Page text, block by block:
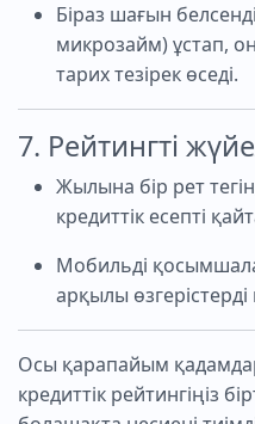
Біраз шағын
микрозайм) ұстап,
тарих тезірек өседі.
7. Рейтингті
Жылына бір рет
кредиттік есепті
Мобильді
арқылы
Осы қарапайым
кредиттік рейтингіңіз